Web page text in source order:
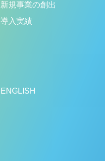
新規事業の創出
導入実績
ENGLISH